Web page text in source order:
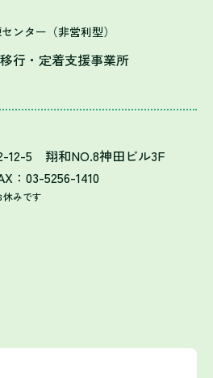
ンター（非営利型）
行・定着支援事業所
12-5 翔和NO.8神田ビル3F
：03-5256-1410
みです